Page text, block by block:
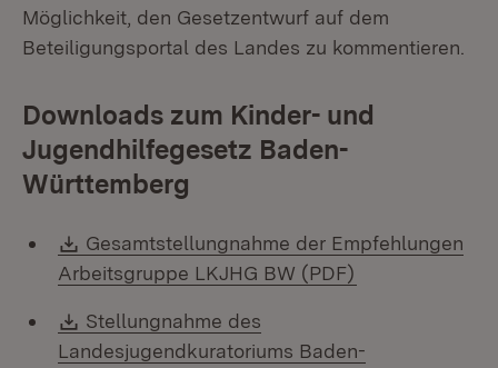
Möglichkeit, den Gesetzentwurf auf dem
Beteiligungsportal des Landes zu kommentieren.
Downloads zum Kinder- und
Jugendhilfegesetz Baden-
Württemberg
Download:
Gesamtstellungnahme der Empfehlungen
Arbeitsgruppe LKJHG BW (PDF)
Download:
Stellungnahme des
Landesjugendkuratoriums Baden-